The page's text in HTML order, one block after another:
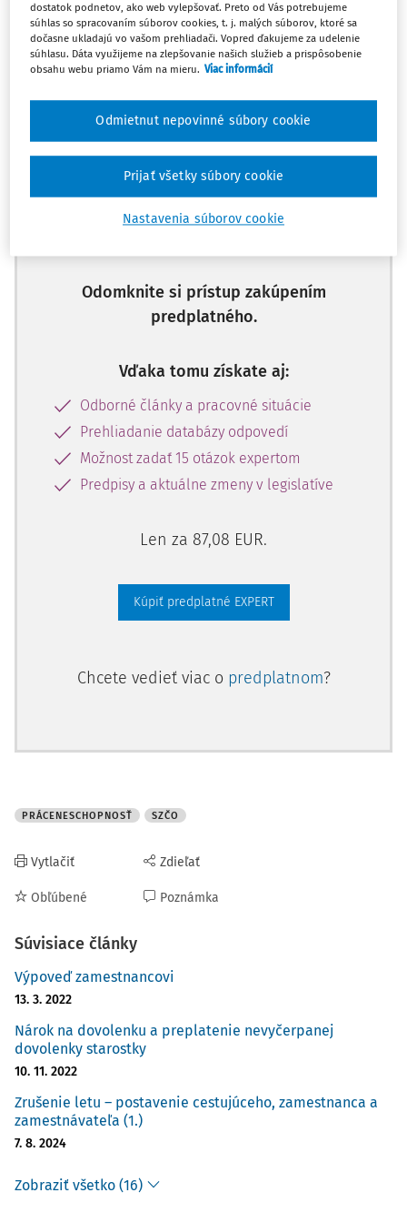
Podľa zákon
Máte predplatné? Prihláste sa
Tento dokument je len pre
predplatiteľov EXPERT.
Odomknite si prístup zakúpením
predplatného.
Vďaka tomu získate aj:
Odborné články a pracovné situácie
Prehliadanie databázy odpovedí
Možnost zadať 15 otázok expertom
Predpisy a aktuálne zmeny v legislatíve
Len za 87,08 EUR.
Kúpiť predplatné EXPERT
Chcete vedieť viac o predplatnom?
PRÁCENESCHOPNOSŤ SZČO
Vytlačiť
Obľúbené
Zdieľať
Poznámka
Súvisiace články
Výpoveď zamestnancovi
13. 3. 2022
Nárok na dovolenku a preplatenie nevyčerpanej
dovolenky starostky
10. 11. 2022
Zrušenie letu – postavenie cestujúceho, zamestnanca a
zamestnávateľa (1.)
7. 8. 2024
Zobraziť všetko (16)
dostatok podnetov, ako web vylepšovať. Preto od Vás potrebujeme
súhlas so spracovaním súborov cookies, t. j. malých súborov, ktoré sa
dočasne ukladajú vo vašom prehliadači. Vopred ďakujeme za udelenie
súhlasu. Dáta využijeme na zlepšovanie našich služieb a prispôsobenie
obsahu webu priamo Vám na mieru. Viac informácií
Nastavenia súborov cookie
Odmietnut nepovinné súbory cookie
Prijať všetky súbory cookie